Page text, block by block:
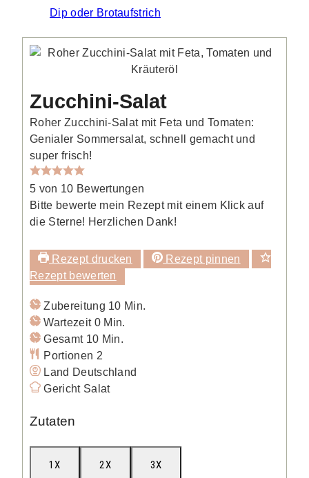
Dip oder Brotaufstrich
Zucchini-Salat
Roher Zucchini-Salat mit Feta und Tomaten:
Genialer Sommersalat, schnell gemacht und
super frisch!
5 von 10 Bewertungen
Bitte bewerte mein Rezept mit einem Klick auf
die Sterne! Herzlichen Dank!
Rezept drucken
Rezept pinnen
Rezept bewerten
Zubereitung 10Minuten
Min.
Wartezeit 0Minuten
Min.
Gesamt 10Minuten
Min.
Portionen 2
Land Deutschland
Gericht Salat
Zutaten
1X 2X 3X